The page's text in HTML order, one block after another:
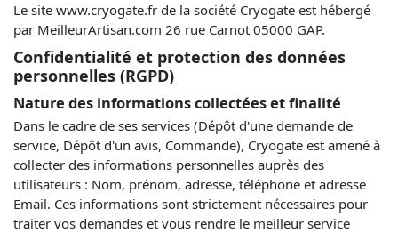
Le site www.cryogate.fr de la société Cryogate est hébergé
par MeilleurArtisan.com 26 rue Carnot 05000 GAP.
Confidentialité et protection des données
personnelles (RGPD)
Nature des informations collectées et finalité
Dans le cadre de ses services (Dépôt d'une demande de
service, Dépôt d'un avis, Commande), Cryogate est amené à
collecter des informations personnelles auprès des
utilisateurs : Nom, prénom, adresse, téléphone et adresse
Email. Ces informations sont strictement nécessaires pour
traiter vos demandes et vous rendre le meilleur service